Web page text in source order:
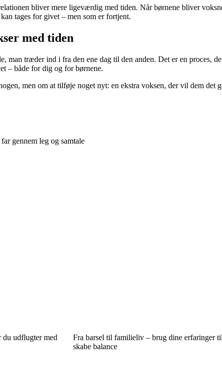
bliver mere ligeværdig med tiden. Når børnene bliver
tages for givet – men som er fortjent.
med tiden
man træder ind i fra den ene dag til den anden. Det er en
– både for dig og for børnene.
men om at tilføje noget nyt: en ekstra voksen, der vil dem
gennem leg og samtale
udflugter med
Fra barsel til familieliv – brug dine erfaringer
skabe balance